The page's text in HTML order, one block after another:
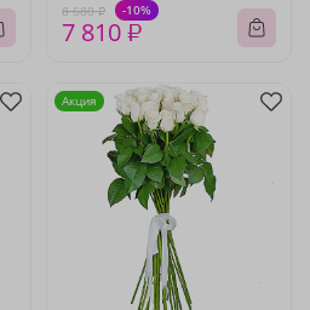
8 680 ₽ -10%
7 810 ₽
Акция